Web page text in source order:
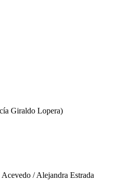
Giraldo Lopera)
/ Alejandra Estrada